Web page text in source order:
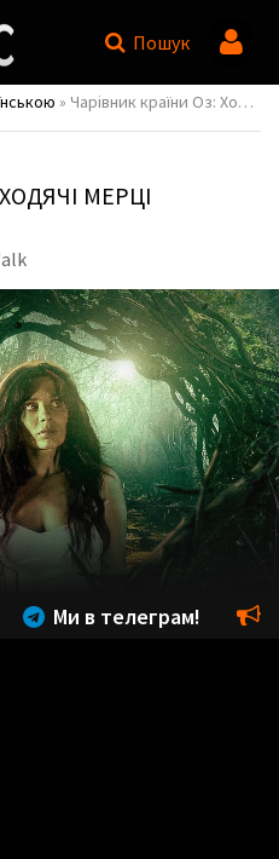
Пошук
» Чарівник країни Оз: Ходячі мерці / The Wizard of Oz: The Dead Walk
МЕРЦІ
Ми в телеграм!